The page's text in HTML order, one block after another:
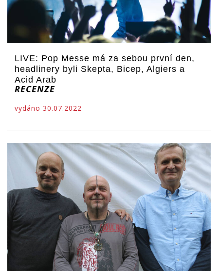
LIVE: Pop Messe má za sebou první den,
headlinery byli Skepta, Bicep, Algiers a
Acid Arab
RECENZE
vydáno 30.07.2022